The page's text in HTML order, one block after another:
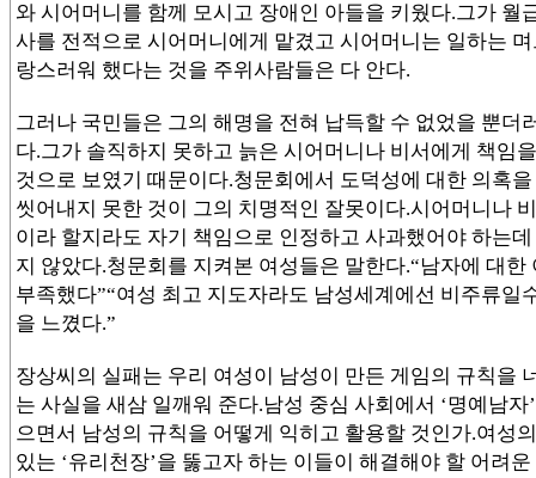
와 시어머니를 함께 모시고 장애인 아들을 키웠다.그가 월
사를 전적으로 시어머니에게 맡겼고 시어머니는 일하는
랑스러워 했다는 것을 주위사람들은 다 안다.
그러나 국민들은 그의 해명을 전혀 납득할 수 없었을 뿐더
다.그가 솔직하지 못하고 늙은 시어머니나 비서에게 책임
것으로 보였기 때문이다.청문회에서 도덕성에 대한 의혹
씻어내지 못한 것이 그의 치명적인 잘못이다.시어머니나
이라 할지라도 자기 책임으로 인정하고 사과했어야 하는
지 않았다.청문회를 지켜본 여성들은 말한다.“남자에 대한
부족했다”“여성 최고 지도자라도 남성세계에선 비주류일
을 느꼈다.”
장상씨의 실패는 우리 여성이 남성이 만든 게임의 규칙을
는 사실을 새삼 일깨워 준다.남성 중심 사회에서 ‘명예남자
으면서 남성의 규칙을 어떻게 익히고 활용할 것인가.여성
있는 ‘유리천장’을 뚫고자 하는 이들이 해결해야 할 어려